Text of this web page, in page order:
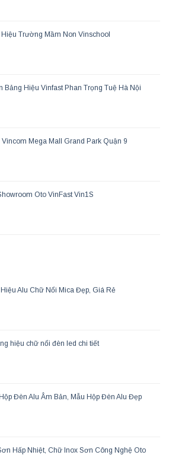
Trường Mầm Non Vinschool
Bảng Hiệu Vinfast Phan Trọng Tuệ Hà Nội
Vincom Mega Mall Grand Park Quận 9
Oto VinFast Vin1S
Alu Chữ Nổi Mica Đẹp, Giá Rẻ
hiệu chữ nổi đèn led chi tiết
Đèn Alu Âm Bản, Mẫu Hộp Đèn Alu Đẹp
Hấp Nhiệt, Chữ Inox Sơn Công Nghệ Oto